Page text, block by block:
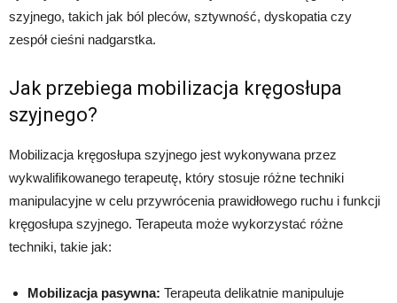
szyjnego, takich jak ból pleców, sztywność, dyskopatia czy
zespół cieśni nadgarstka.
Jak przebiega mobilizacja kręgosłupa
szyjnego?
Mobilizacja kręgosłupa szyjnego jest wykonywana przez
wykwalifikowanego terapeutę, który stosuje różne techniki
manipulacyjne w celu przywrócenia prawidłowego ruchu i funkcji
kręgosłupa szyjnego. Terapeuta może wykorzystać różne
techniki, takie jak:
Mobilizacja pasywna: Terapeuta delikatnie manipuluje